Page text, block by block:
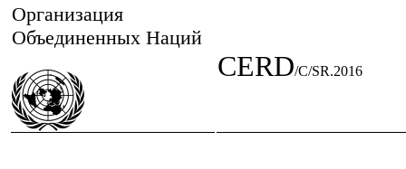
Организация
Объединенных Наций
CERD/C/SR.2016